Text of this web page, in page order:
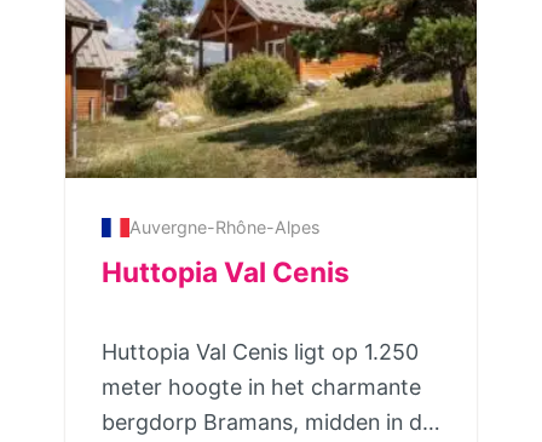
Auvergne-Rhône-Alpes
Huttopia Val Cenis
Huttopia Val Cenis ligt op 1.250
meter hoogte in het charmante
bergdorp Bramans, midden in de